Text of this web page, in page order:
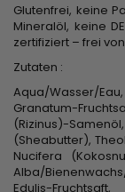
Glutenfrei, keine
Mineralöl, keine
zertifiziert – frei
Zutaten :
Aqua/Wasser/
Granatum-
(Rizinus)-
(Sheabutter),
Nucifera
Alba/
Edulis-